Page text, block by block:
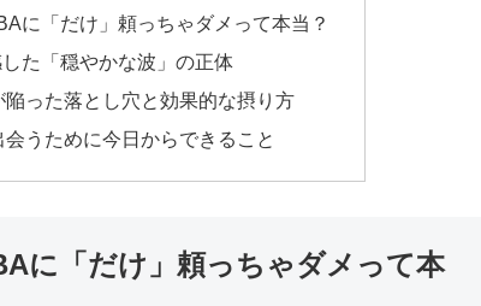
に「だけ」頼っちゃダメって本当？
た「穏やかな波」の正体
陥った落とし穴と効果的な摂り方
うために今日からできること
に「だけ」頼っちゃダメって本